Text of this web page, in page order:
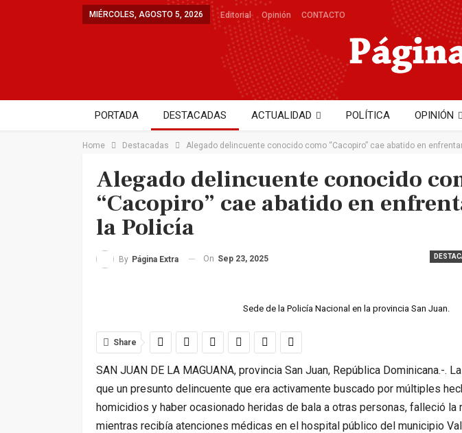
MIÉRCOLES, AGOSTO 5, 2026 Editorial Opinión CONTACTO
PORTADA DESTACADAS ACTUALIDAD POLÍTICA OPINIÓN
DEPORTES SALUD ENTRETENIMIENTO TECNOLOGÍA
Home Destacadas Alegado delincuente conocido como “Cacopiro” cae abatido en
Alegado delincuente conocido
“Cacopiro” cae abatido en
la Policía
By Página Extra On Sep 23, 2025
Sede de la Policía Nacional en la provincia San Juan.
Share
SAN JUAN DE LA MAGUANA, provincia San Juan, República Dominicana.-.
que un presunto delincuente que era activamente buscado por múltiples
homicidios y haber ocasionado heridas de bala a otras personas, falleció la
mientras recibía atenciones médicas en el hospital público del municipio